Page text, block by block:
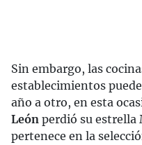
Sin embargo, las
establecimientos
año a otro, en esta
León perdió su
pertenece en la